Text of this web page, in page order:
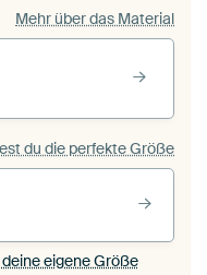
Mehr über das Material
du die perfekte Größe
eigene Größe